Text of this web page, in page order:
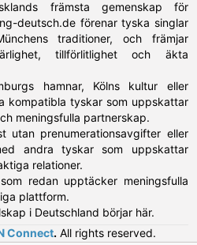
främsta gemenskap för
deutsch.de förenar tyska singlar
traditioner, och främjar
tillförlitlighet och äkta
hamnar, Kölns kultur eller
kompatibla tyskar som uppskattar
meningsfulla partnerskap.
utan prenumerationsavgifter eller
andra tyskar som uppskattar
relationer.
redan upptäcker meningsfulla
plattform.
i Deutschland börjar här.
Connect. All rights reserved.